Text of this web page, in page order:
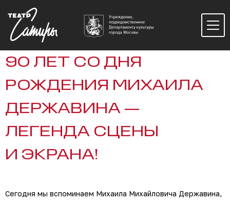
90 ЛЕТ СО ДНЯ
РОЖДЕНИЯ МИХАИЛА
ДЕРЖАВИНА —
ЛЕГЕНДА СЦЕНЫ
И ЭКРАНА!
Сегодня мы вспоминаем Михаила Михайловича Державина,